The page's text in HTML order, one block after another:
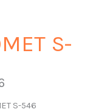
S-
S-546